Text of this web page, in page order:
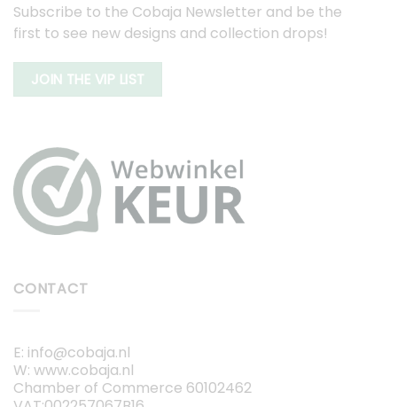
Subscribe to the Cobaja Newsletter and be the
first to see new designs and collection drops!
JOIN THE VIP LIST
CONTACT
E: info@cobaja.nl
W: www.cobaja.nl
Chamber of Commerce 60102462